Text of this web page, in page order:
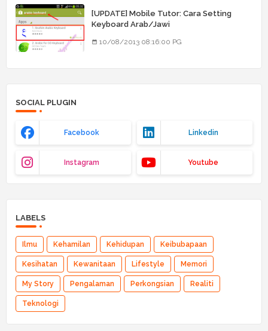
[UPDATE] Mobile Tutor: Cara Setting
Keyboard Arab/Jawi
10/08/2013 08:16:00 PG
SOCIAL PLUGIN
Facebook Linkedin
Instagram Youtube
LABELS
Ilmu Kehamilan Kehidupan Keibubapaan
Kesihatan Kewanitaan Lifestyle Memori
My Story Pengalaman Perkongsian Realiti
Teknologi